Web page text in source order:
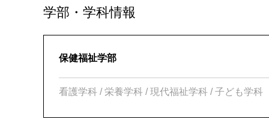
学部・学科情報
保健福祉学部
看護学科 / 栄養学科 / 現代福祉学科 / 子ども学科